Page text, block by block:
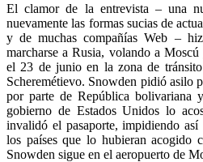
El clamor de la entrevista – una
nuevamente las formas sucias de
y de muchas compañías Web –
marcharse a Rusia, volando a Moscú
el 23 de junio en la zona de
Scheremétievo. Snowden pidió asilo
por parte de República bolivariana
gobierno de Estados Unidos lo
invalidó el pasaporte, impidiendo
los países que lo hubieran
Snowden sigue en el aeropuerto de